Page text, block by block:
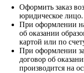
Оформить заказ
юридическое лицо.
При оформлении
об оказании
картой или по
При оформлении
договор об
производится на